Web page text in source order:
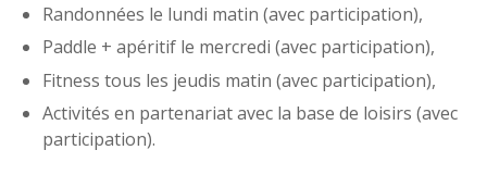
Randonnées le lundi matin (avec participation),
Paddle + apéritif le mercredi (avec participation),
Fitness tous les jeudis matin (avec participation),
Activités en partenariat avec la base de loisirs (avec
participation).